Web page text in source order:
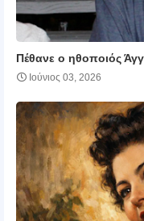
Πέθανε ο ηθοποιός
Ιούνιος 03, 2026